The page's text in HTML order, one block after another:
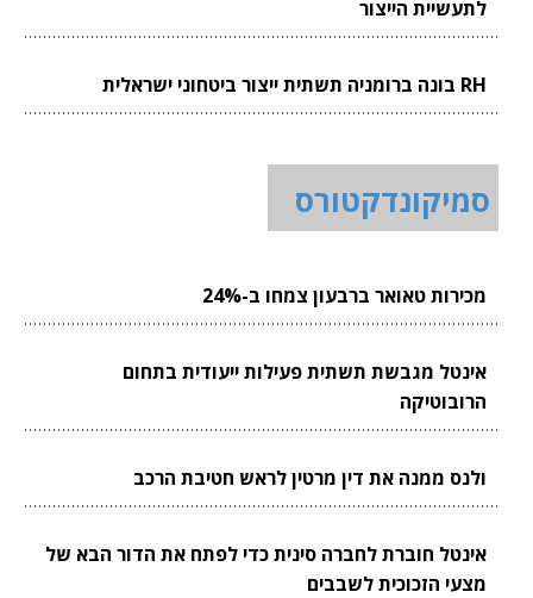
לתעשיית הייצור
RH בונה ברומניה תשתית ייצור ביטחוני ישראלית
סמיקונדקטורס
מכירות טאואר ברבעון צמחו ב-24%
אינטל מגבשת תשתית פעילות ייעודית בתחום
הרובוטיקה
ולנס ממנה את דין מרטין לראש חטיבת הרכב
אינטל חוברת לחברה סינית כדי לפתח את הדור הבא של
מצעי הזכוכית לשבבים